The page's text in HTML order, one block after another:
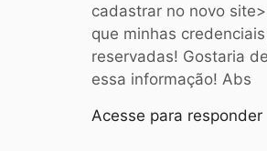
:
cadastrar no novo
que minhas
reservadas! Gostaria
essa informação! Abs
Acesse para responder